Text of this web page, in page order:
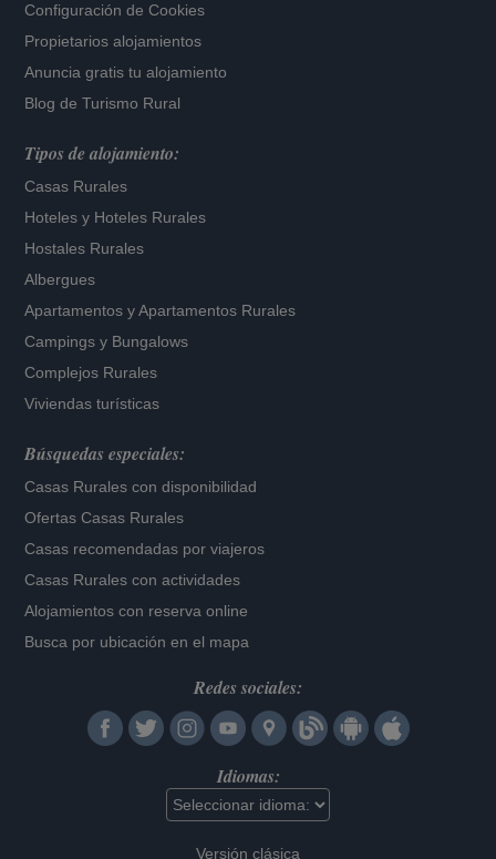
Configuración de Cookies
Propietarios alojamientos
Anuncia gratis tu alojamiento
Blog de Turismo Rural
Tipos de alojamiento:
Casas Rurales
Hoteles y Hoteles Rurales
Hostales Rurales
Albergues
Apartamentos yApartamentos Rurales
Campings y Bungalows
Complejos Rurales
Viviendas turísticas
Búsquedas especiales:
Casas Rurales con disponibilidad
Ofertas Casas Rurales
Casas recomendadas por viajeros
Casas Rurales con actividades
Alojamientos con reserva online
Busca por ubicación en el mapa
Redes sociales:
Idiomas:
Versión clásica